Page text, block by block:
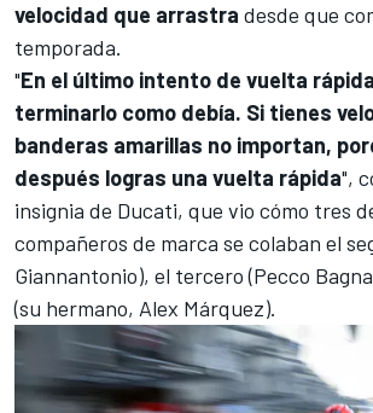
velocidad que arrastra desde que
temporada.
"En el último intento de vuelta
terminarlo como debía. Si tienes
banderas amarillas no importan,
después logras una vuelta rápida",
insignia de Ducati, que vio cómo tres
compañeros de marca se colaban el
Giannantonio), el tercero (Pecco
(su hermano, Alex Márquez).